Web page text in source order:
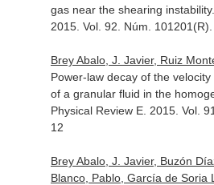
gas near the shearing instability.
2015. Vol. 92. Núm.
Brey Abalo, J. Javier, Ruiz
Power-law decay of the
of a granular fluid in the
Physical Review E. 2015. Vol.
12
Brey Abalo, J. Javier, Buzón
Blanco, Pablo, García de Soria